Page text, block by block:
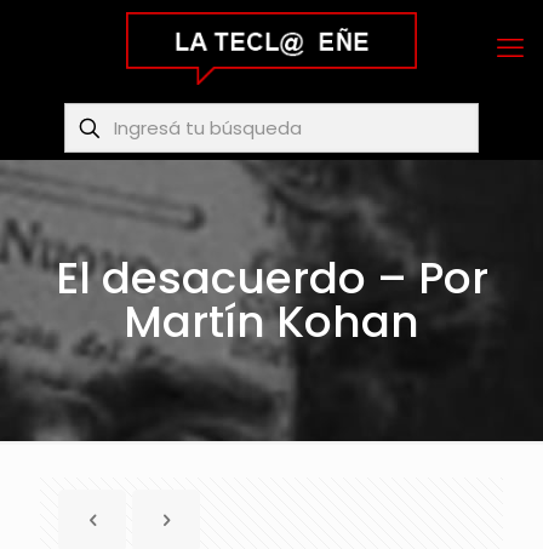
El desacuerdo – Por
Martín Kohan